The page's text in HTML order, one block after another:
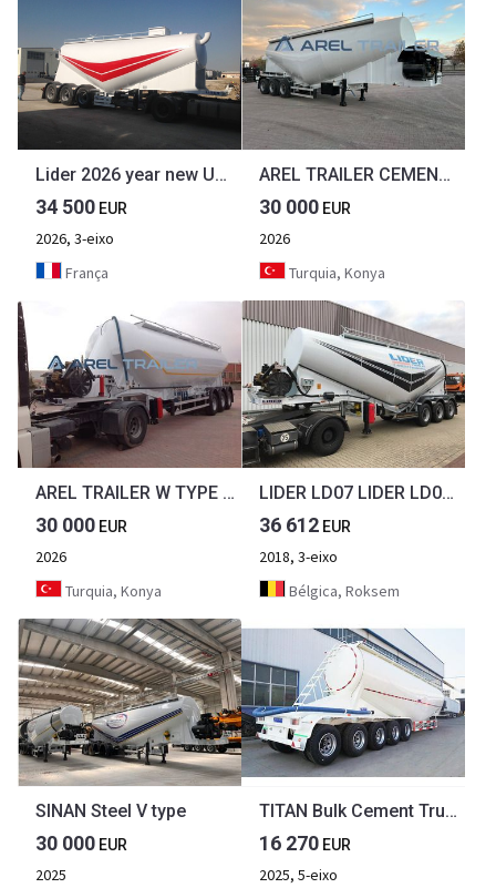
Lider 2026 year new UNUSED Slurry Tanker Agriculture Field Tanker
34 500 EUR
2026, 3-eixo
França
AREL TRAILER CEMENT SILO BULK TANK SEMI TRAILER MANUFACTURER
30 000 EUR
2026
Turquia, Konya
AREL TRAILER W TYPE SILO CEMENT BULK TANK TRAILER from MANUFACTURER
30 000 EUR
2026
Turquia, Konya
LIDER LD07 LIDER LD07, ca.35m³, 30-60m³
36 612 EUR
2018, 3-eixo
Bélgica, Roksem
SINAN Steel V type
30 000 EUR
2025
TITAN Bulk Cement Truck Trailer for Sale in Mali
16 270 EUR
2025, 5-eixo